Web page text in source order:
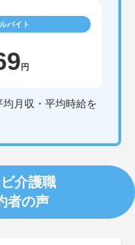
バイト
円
月収・平均時給を
介護職
者の声